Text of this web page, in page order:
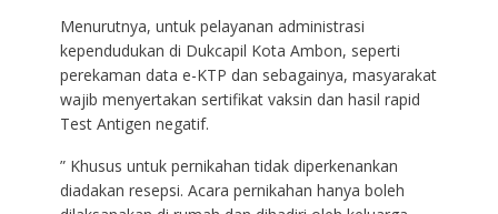
Menurutnya, untuk pelayanan administrasi
kependudukan di Dukcapil Kota Ambon, seperti
perekaman data e-KTP dan sebagainya, masyarakat
wajib menyertakan sertifikat vaksin dan hasil rapid
Test Antigen negatif.
” Khusus untuk pernikahan tidak diperkenankan
diadakan resepsi. Acara pernikahan hanya boleh